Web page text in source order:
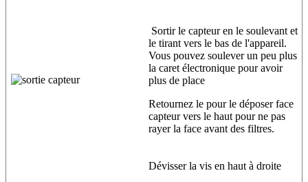
Sortir le capteur en le soulevant et
le tirant vers le bas de l'appareil.
Vous pouvez soulever un peu plus
la caret électronique pour avoir
plus de place
Retournez le pour le déposer face
capteur vers le haut pour ne pas
rayer la face avant des filtres.
Dévisser la vis en haut à droite